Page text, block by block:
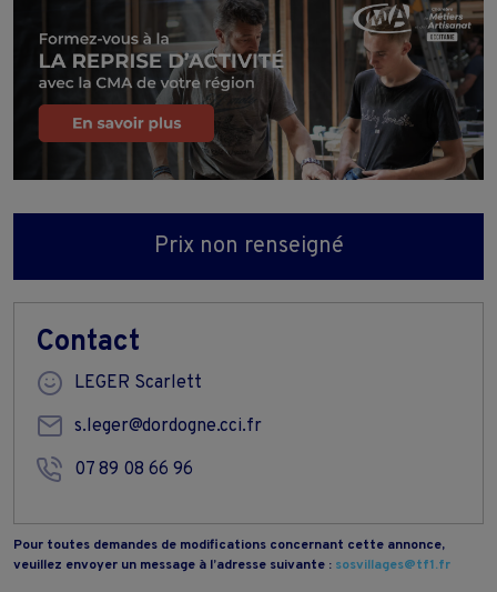
Prix non renseigné
Contact
LEGER Scarlett
s.leger@dordogne.cci.fr
07 89 08 66 96
Pour toutes demandes de modifications concernant cette annonce,
veuillez envoyer un message à l’adresse suivante : sosvillages@tf1.fr